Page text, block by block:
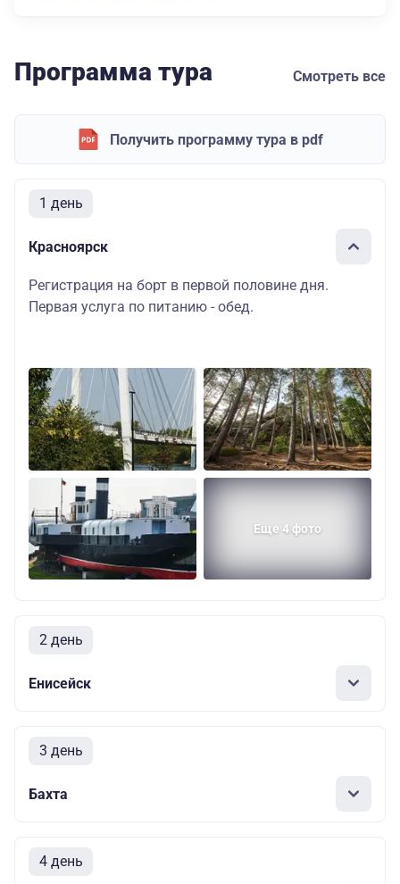
Программа тура Смотреть все
Получить программу тура в pdf
1 день
Красноярск
Регистрация на борт в первой половине дня.
Первая услуга по питанию - обед.
Еще 4 фото
2 день
Енисейск
3 день
Бахта
4 день